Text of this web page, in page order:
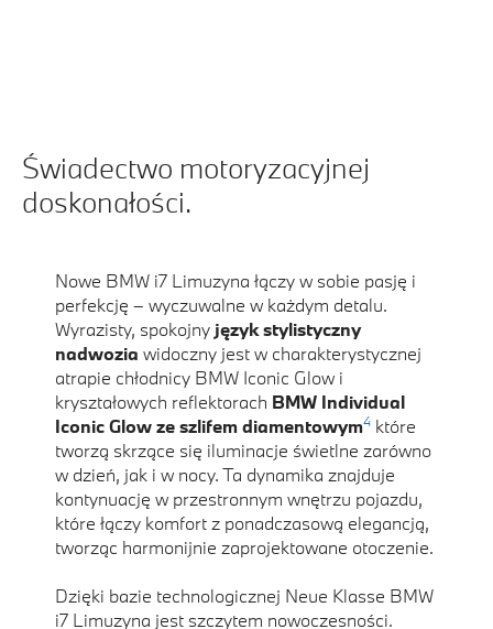
Świadectwo motoryzacyjnej
doskonałości.
Nowe BMW i7 Limuzyna łączy w sobie pasję i
perfekcję – wyczuwalne w każdym detalu.
Wyrazisty, spokojny język stylistyczny
nadwozia widoczny jest w charakterystycznej
atrapie chłodnicy BMW Iconic Glow i
kryształowych reflektorach BMW Individual
Iconic Glow ze szlifem diamentowym4 które
tworzą skrzące się iluminacje świetlne zarówno
w dzień, jak i w nocy. Ta dynamika znajduje
kontynuację w przestronnym wnętrzu pojazdu,
które łączy komfort z ponadczasową elegancją,
tworząc harmonijnie zaprojektowane otoczenie.
Dzięki bazie technologicznej Neue Klasse BMW
i7 Limuzyna jest szczytem nowoczesności.